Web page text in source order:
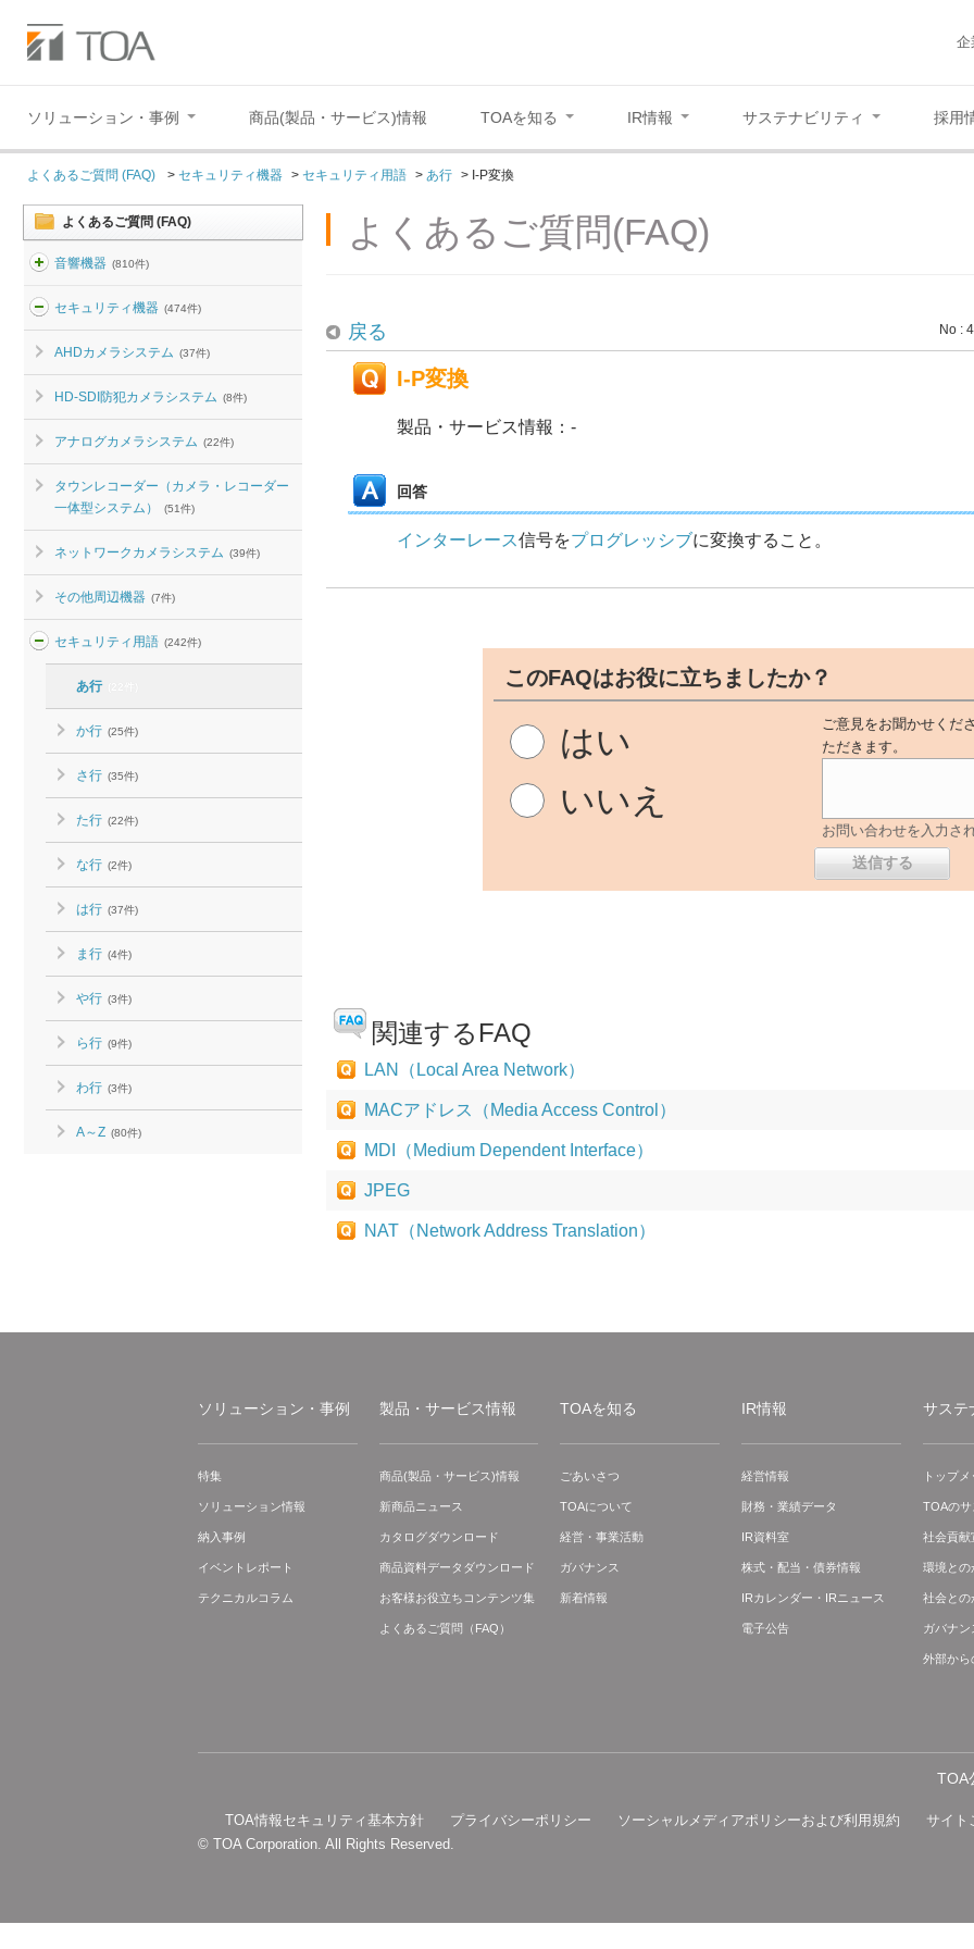
企
ソリューション・事例 商品(製品・サービス)情報 TOAを知る IR情報 サステナビリティ 採用
よくあるご質問 (FAQ) > セキュリティ機器 > セキュリティ用語 > あ行 > I-P変換
よくあるご質問 (FAQ)
音響機器 (810件)
セキュリティ機器 (474件)
AHDカメラシステム (37件)
HD-SDI防犯カメラシステム (8件)
アナログカメラシステム (22件)
タウンレコーダー（カメラ・レコーダー
一体型システム）
(51件)
ネットワークカメラシステム (39件)
その他周辺機器 (7件)
セキュリティ用語 (242件)
あ行
か行 (25件)
さ行 (35件)
た行 (22件)
な行 (2件)
は行 (37件)
ま行 (4件)
や行 (3件)
ら行 (9件)
わ行 (3件)
A～Z (80件)
よくあるご質問(FAQ)
戻る No :
I-P変換
製品・サービス情報：-
回答
インターレース信号をプログレッシブに変換すること。
このFAQはお役に立ちましたか？
はい
いいえ
ご意見をお聞かせくだ
ただきます。
お問い合わせを入力さ
関連するFAQ
LAN（Local Area Network）
MACアドレス（Media Access Control）
MDI（Medium Dependent Interface）
JPEG
NAT（Network Address Translation）
ソリューション・事例
特集
ソリューション情報
納入事例
イベントレポート
テクニカルコラム
製品・サービス情報
商品(製品・サービス)情報
新商品ニュース
カタログダウンロード
商品資料データダウンロード
お客様お役立ちコンテンツ集
よくあるご質問（FAQ）
TOAを知る
ごあいさつ
TOAについて
経営・事業活動
ガバナンス
新着情報
IR情報
経営情報
財務・業績データ
IR資料室
株式・配当・債券情報
IRカレンダー・IRニュース
電子公告
サステ
トップ
TOAのサ
社会貢献
環境との
社会との
ガバナン
外部から
TOA
TOA情報セキュリティ基本方針 プライバシーポリシー ソーシャルメディアポリシーおよび利用規約 サイト
© TOA Corporation. All Rights Reserved.